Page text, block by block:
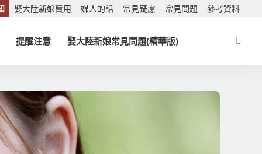
娶大陸新娘費用 媒人的話 常見疑慮 常見問題 參考資料
提醒注意 娶大陸新娘常見問題(精華版)